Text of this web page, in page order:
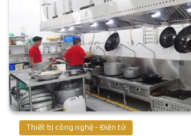
Thiết bị công nghệ - Điện tử